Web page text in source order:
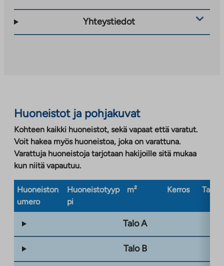
Yhteystiedot
Huoneistot ja pohjakuvat
Kohteen kaikki huoneistot, sekä vapaat että varatut.
Voit hakea myös huoneistoa, joka on varattuna.
Varattuja huoneistoja tarjotaan hakijoille sitä mukaa
kun niitä vapautuu.
Huoneiston
umero
Huoneistotyyp
pi
m² Kerros
Talo A
Talo B